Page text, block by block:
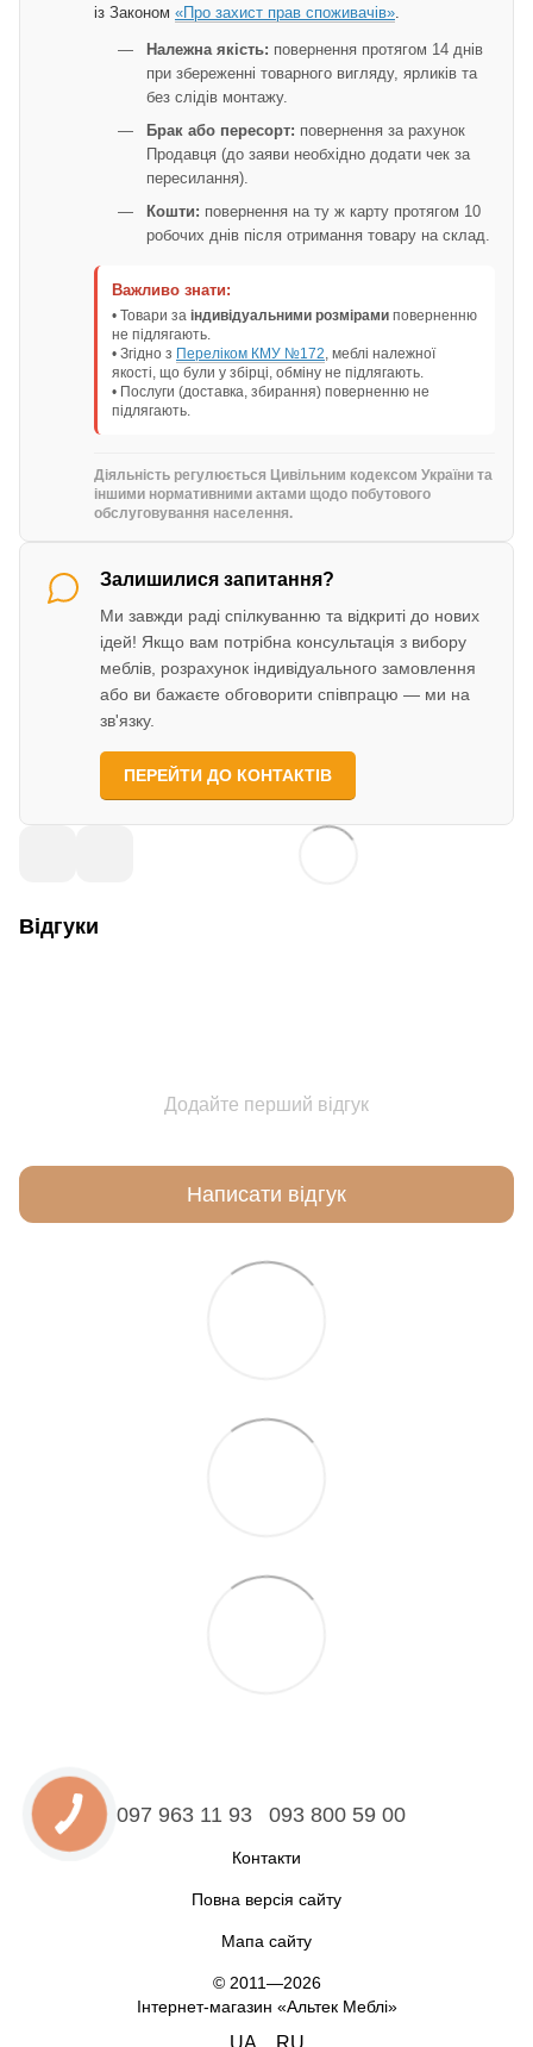
із Законом «Про захист прав споживачів»
Належна якість: повернення протягом 14 днів
при збереженні товарного вигляду, ярликів та
без слідів монтажу.
Брак або пересорт: повернення за рахунок
Продавця (до заяви необхідно додати чек за
пересилання).
Кошти: повернення на ту ж карту протягом 10
робочих днів після отримання товару на склад.
Важливо знати:
• Товари за індивідуальними розмірами поверненню
не підлягають.
• Згідно з Переліком КМУ №172, меблі належної
якості, що були у збірці, обміну не підлягають.
• Послуги (доставка, збирання) поверненню не
підлягають.
Діяльність регулюється Цивільним кодексом України та
іншими нормативними актами щодо побутового
обслуговування населення.
Залишилися запитання?
Ми завжди раді спілкуванню та відкриті до нових
ідей! Якщо вам потрібна консультація з вибору
меблів, розрахунок індивідуального замовлення
або ви бажаєте обговорити співпрацю — ми на
зв'язку.
ПЕРЕЙТИ ДО КОНТАКТІВ
Відгуки
Додайте перший відгук
Написати відгук
097 963 11 93 093 800 59 00
Контакти
Повна версія сайту
Мапа сайту
© 2011—2026
Інтернет-магазин «Альтек Меблі»
UA RU